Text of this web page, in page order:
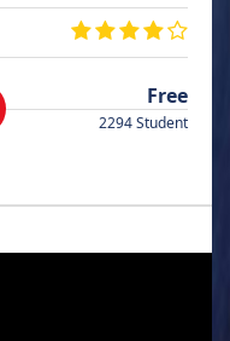
Free
2294 Student